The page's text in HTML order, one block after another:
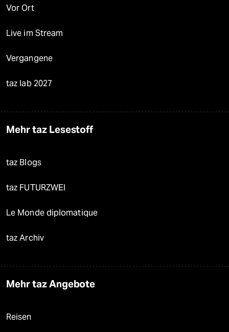
Vor Ort
Live im Stream
Vergangene
taz lab 2027
Mehr taz Lesestoff
taz Blogs
taz FUTURZWEI
Le Monde diplomatique
taz Archiv
Mehr taz Angebote
Reisen